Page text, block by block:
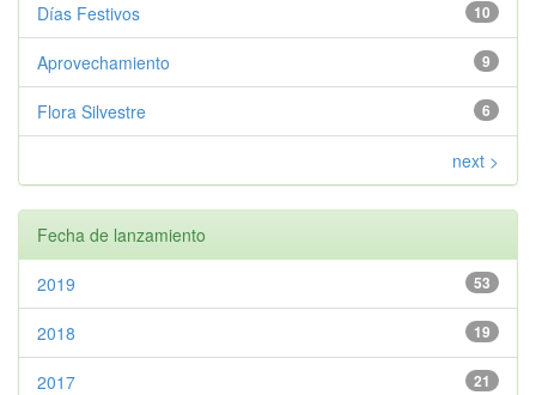
10
Días Festivos
9
Aprovechamiento
6
Flora Silvestre
next >
Fecha de lanzamiento
53
2019
19
2018
21
2017